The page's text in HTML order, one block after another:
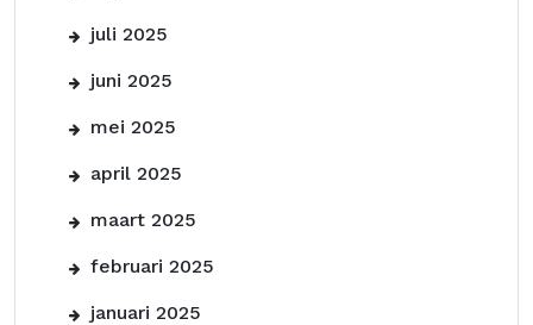
juli 2025
juni 2025
mei 2025
april 2025
maart 2025
februari 2025
januari 2025